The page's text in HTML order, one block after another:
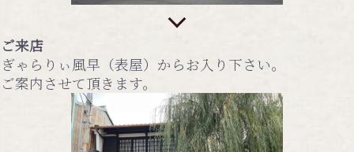
ご来店
ぎゃらりぃ風早（表屋）からお入り下さい。
ご案内させて頂きます。